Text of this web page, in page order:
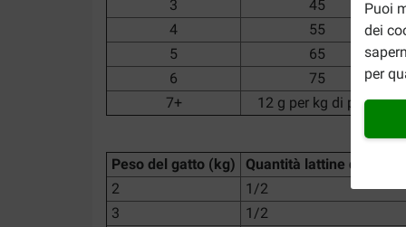
Puoi
dei
per
3
45
4
55
5
65
6
75
7+
12 g per kg di peso
Peso del gatto (kg) Quantità lattine da 156 g
2
1/2
3
1/2